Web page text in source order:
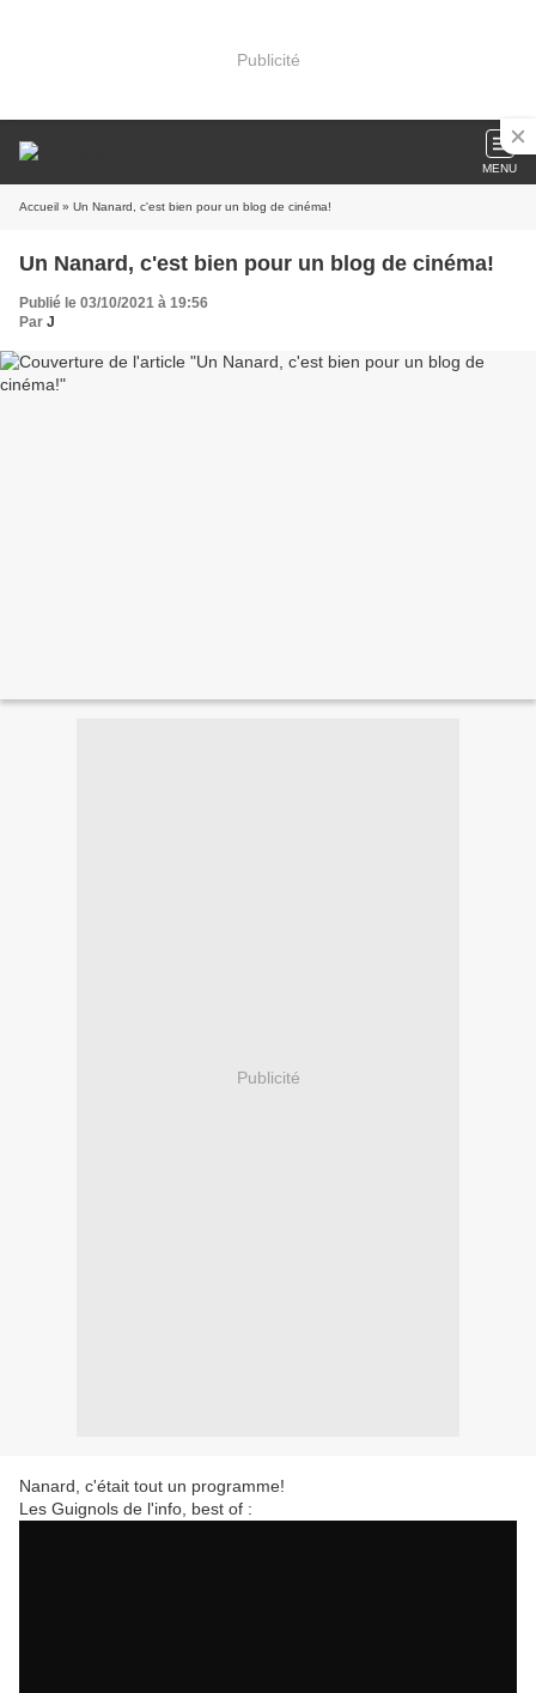
Publicité
MENU
Accueil » Un Nanard, c'est bien pour un blog de cinéma!
Un Nanard, c'est bien pour un blog de cinéma!
Publié le 03/10/2021 à 19:56
Par J
Publicité
Nanard, c'était tout un programme!
Les Guignols de l'info, best of :